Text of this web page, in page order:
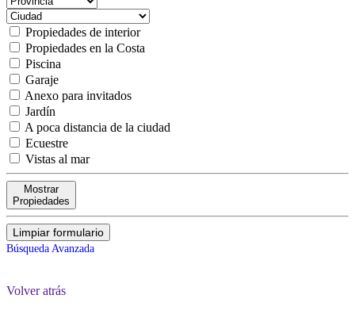
Propiedades de interior
Propiedades en la Costa
Piscina
Garaje
Anexo para invitados
Jardín
A poca distancia de la ciudad
Ecuestre
Vistas al mar
Mostrar
Propiedades
Limpiar formulario
Búsqueda Avanzada
Volver atrás